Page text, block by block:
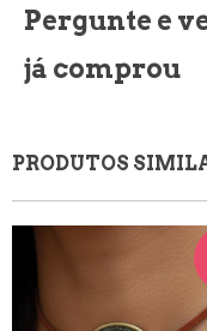
Pergunte e
já comprou
PRODUTOS